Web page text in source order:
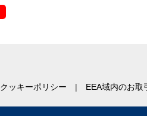
クッキーポリシー EEA域内のお